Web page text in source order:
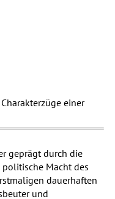
einer
geprägt durch die
Macht des
dauerhaften
und